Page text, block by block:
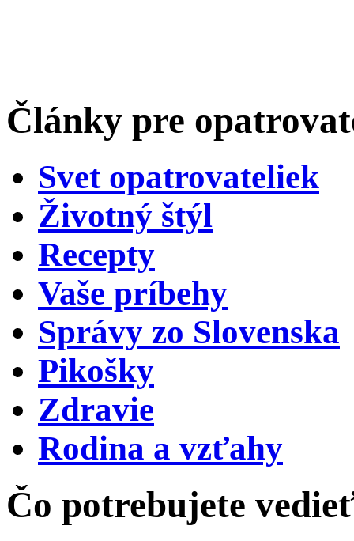
Články pre
Svet opatrovateliek
Životný štýl
Recepty
Vaše príbehy
Správy zo Slovenska
Pikošky
Zdravie
Rodina a vzťahy
Čo potrebujete